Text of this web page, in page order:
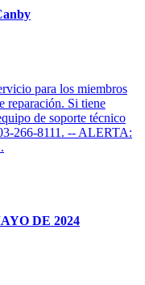
para los miembros
reparación. Si tiene
de soporte técnico
266-8111. -- ALERTA:
DE 2024